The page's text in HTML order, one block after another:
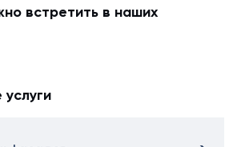
встретить в наших